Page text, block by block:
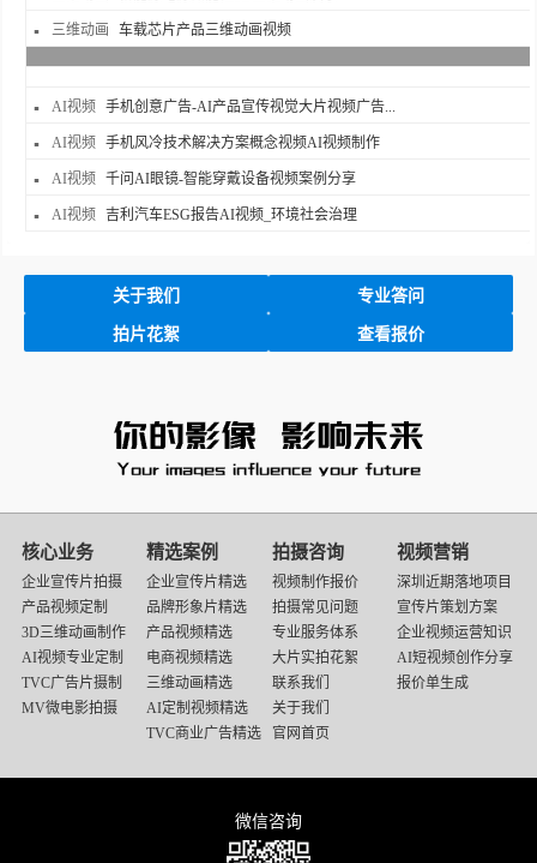
三维动画 车载芯片产品三维动画视频
AI视频 手机创意广告-AI产品宣传视觉大片视频广告...
AI视频 手机风冷技术解决方案概念视频AI视频制作
AI视频 千问AI眼镜-智能穿戴设备视频案例分享
AI视频 吉利汽车ESG报告AI视频_环境社会治理
关于我们 专业答问
拍片花絮 查看报价
核心业务
企业宣传片拍摄
产品视频定制
3D三维动画制作
AI视频专业定制
TVC广告片摄制
MV微电影拍摄
精选案例
企业宣传片精选
品牌形象片精选
产品视频精选
电商视频精选
三维动画精选
AI定制视频精选
TVC商业广告精选
拍摄咨询
视频制作报价
拍摄常见问题
专业服务体系
大片实拍花絮
联系我们
关于我们
官网首页
视频营销
深圳近期落地项目
宣传片策划方案
企业视频运营知识
AI短视频创作分享
报价单生成
微信咨询